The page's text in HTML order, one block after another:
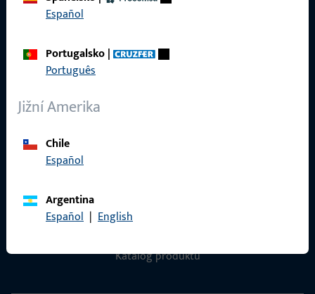
Español
Portugalsko|
Português
Jižní Amerika
Chile
Español
Argentina
Español | English
Katalog produktů